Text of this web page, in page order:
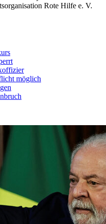
Rote Hilfe e. V.
möglich